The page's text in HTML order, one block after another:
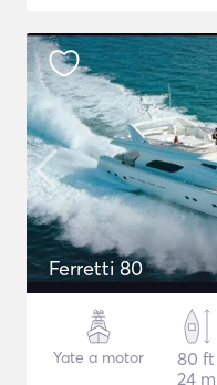
Ferretti 80
Yate a motor
80 ft
24 m